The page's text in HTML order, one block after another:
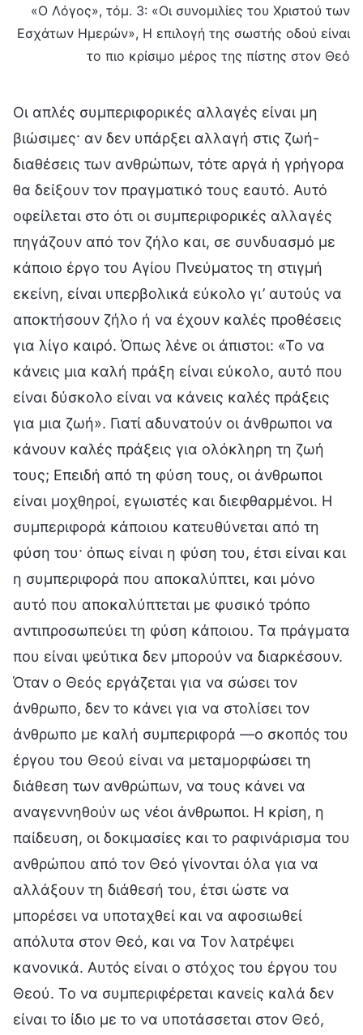
«Ο Λόγος», τόμ. 3: «Οι συνομιλίες του Χριστού των
Εσχάτων Ημερών», Η επιλογή της σωστής οδού είναι
το πιο κρίσιμο μέρος της πίστης στον Θεό
Οι απλές συμπεριφορικές αλλαγές είναι μη
βιώσιμες· αν δεν υπάρξει αλλαγή στις ζωή-
διαθέσεις των ανθρώπων, τότε αργά ή γρήγορα
θα δείξουν τον πραγματικό τους εαυτό. Αυτό
οφείλεται στο ότι οι συμπεριφορικές αλλαγές
πηγάζουν από τον ζήλο και, σε συνδυασμό με
κάποιο έργο του Αγίου Πνεύματος τη στιγμή
εκείνη, είναι υπερβολικά εύκολο γι’ αυτούς να
αποκτήσουν ζήλο ή να έχουν καλές προθέσεις
για λίγο καιρό. Όπως λένε οι άπιστοι: «Το να
κάνεις μια καλή πράξη είναι εύκολο, αυτό που
είναι δύσκολο είναι να κάνεις καλές πράξεις
για μια ζωή». Γιατί αδυνατούν οι άνθρωποι να
κάνουν καλές πράξεις για ολόκληρη τη ζωή
τους; Επειδή από τη φύση τους, οι άνθρωποι
είναι μοχθηροί, εγωιστές και διεφθαρμένοι. Η
συμπεριφορά κάποιου κατευθύνεται από τη
φύση του· όπως είναι η φύση του, έτσι είναι και
η συμπεριφορά που αποκαλύπτει, και μόνο
αυτό που αποκαλύπτεται με φυσικό τρόπο
αντιπροσωπεύει τη φύση κάποιου. Τα πράγματα
που είναι ψεύτικα δεν μπορούν να διαρκέσουν.
Όταν ο Θεός εργάζεται για να σώσει τον
άνθρωπο, δεν το κάνει για να στολίσει τον
άνθρωπο με καλή συμπεριφορά —ο σκοπός του
έργου του Θεού είναι να μεταμορφώσει τη
διάθεση των ανθρώπων, να τους κάνει να
αναγεννηθούν ως νέοι άνθρωποι. Η κρίση, η
παίδευση, οι δοκιμασίες και το ραφινάρισμα του
ανθρώπου από τον Θεό γίνονται όλα για να
αλλάξουν τη διάθεσή του, έτσι ώστε να
μπορέσει να υποταχθεί και να αφοσιωθεί
απόλυτα στον Θεό, και να Τον λατρέψει
κανονικά. Αυτός είναι ο στόχος του έργου του
Θεού. Το να συμπεριφέρεται κανείς καλά δεν
είναι το ίδιο με το να υποτάσσεται στον Θεό,